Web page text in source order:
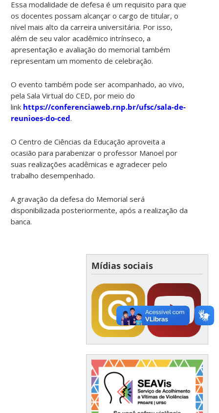
Essa modalidade de defesa é um requisito para que
os docentes possam alcançar o cargo de titular, o
nível mais alto da carreira universitária. Por isso,
além de seu valor acadêmico intrínseco, a
apresentação e avaliação do memorial também
representam um momento de celebração.
O evento também pode ser acompanhado, ao vivo,
pela Sala Virtual do CED, por meio do
link https://conferenciaweb.rnp.br/ufsc/sala-de-
reunioes-do-ced.
O Centro de Ciências da Educação aproveita a
ocasião para parabenizar o professor Manoel por
suas realizações acadêmicas e agradecer pelo
trabalho desempenhado.
A gravação da defesa do Memorial será
disponibilizada posteriormente, após a realização da
banca.
Mídias sociais